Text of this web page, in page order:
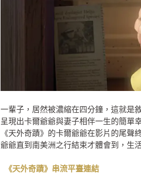
一輩子，居然被濃縮在四分鐘，這就是
呈現出卡爾爺爺與妻子相伴一生的簡單
《天外奇蹟》的卡爾爺爺在影片的尾
爺爺直到南美洲之行結束才體會到，生
《天外奇蹟》串流平臺連結